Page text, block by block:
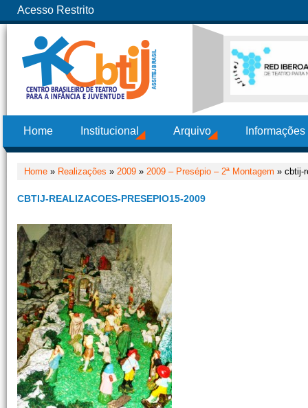
Acesso Restrito
Home Institucional Arquivo
Home » Realizações » 2009 » 2009 – Presépio – 2ª Montagem » cbtij-
CBTIJ-REALIZACOES-PRESEPIO15-2009